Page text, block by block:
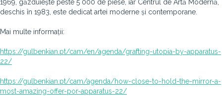
1969, găzduiește peste 5 000 de piese, iar Centrul de Artă Modernă,
deschis în 1983, este dedicat artei moderne și contemporane.
Mai multe informații:
https://gulbenkian.pt/cam/en/agenda/grafting-utopia-by-apparatus-
22/
https://gulbenkian.pt/cam/agenda/how-close-to-hold-the-mirror-a-
most-amazing-offer-por-apparatus-22/